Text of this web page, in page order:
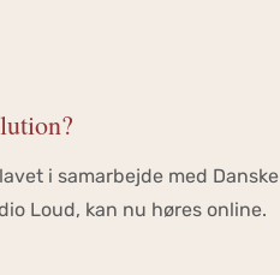
i samarbejde med Danske
Loud, kan nu høres online.